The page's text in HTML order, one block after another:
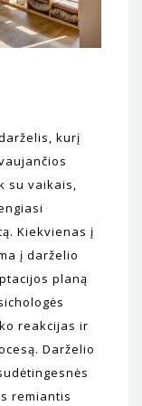
kurį
su vaikais,
Kiekvienas į
į darželio
planą
reakcijas ir
Darželio
remiantis